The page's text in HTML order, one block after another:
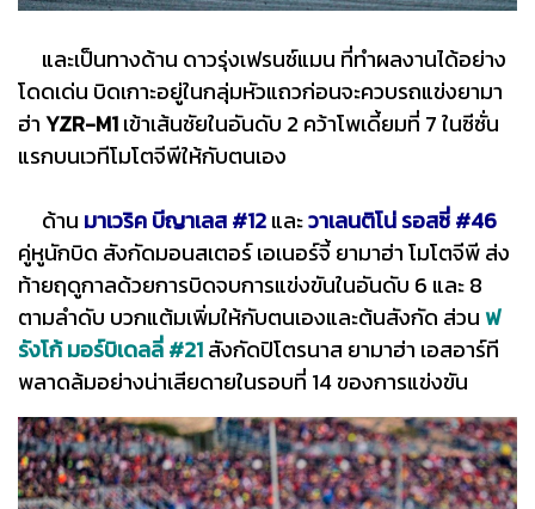
และเป็นทางด้าน ดาวรุ่งเฟรนช์แมน ที่ทำผลงานได้อย่าง
โดดเด่น บิดเกาะอยู่ในกลุ่มหัวแถวก่อนจะควบรถแข่งยามา
ฮ่าYZR-M1เข้าเส้นชัยในอันดับ 2 คว้าโพเดี้ยมที่ 7 ในซีซั่น
แรกบนเวทีโมโตจีพีให้กับตนเอง
ด้าน มาเวริค บีญาเลส #12และวาเลนติโน่ รอสซี่ #46
คู่หูนักบิด สังกัดมอนสเตอร์ เอเนอร์จี้ ยามาฮ่า โมโตจีพี ส่ง
ท้ายฤดูกาลด้วยการบิดจบการแข่งขันในอันดับ 6 และ 8
ตามลำดับ บวกแต้มเพิ่มให้กับตนเองและต้นสังกัด ส่วนฟ
รังโก้ มอร์บิเดลลี่ #21สังกัดปิโตรนาส ยามาฮ่า เอสอาร์ที
พลาดล้มอย่างน่าเสียดายในรอบที่ 14 ของการแข่งขัน